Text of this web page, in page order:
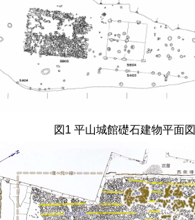
図 1平山城館礎石建物平面